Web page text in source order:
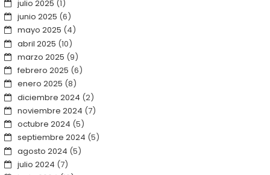
julio 2025 (1)
junio 2025 (6)
mayo 2025 (4)
abril 2025 (10)
marzo 2025 (9)
febrero 2025 (6)
enero 2025 (8)
diciembre 2024 (2)
noviembre 2024 (7)
octubre 2024 (5)
septiembre 2024 (5)
agosto 2024 (5)
julio 2024 (7)